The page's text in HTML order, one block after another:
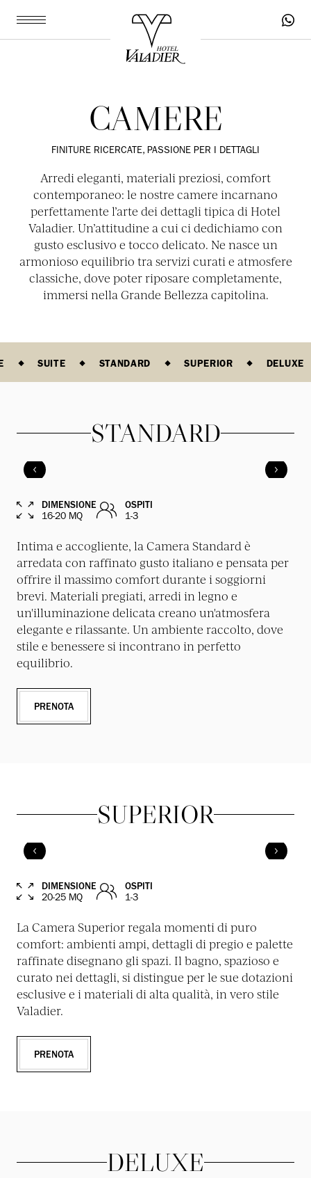
CAMERE
FINITURE RICERCATE, PASSIONE PER I DETTAGLI
Arredi eleganti, materiali preziosi, comfort
contemporaneo: le nostre camere incarnano
perfettamente l’arte dei dettagli tipica di Hotel
Valadier. Un’attitudine a cui ci dedichiamo con
gusto esclusivo e tocco delicato. Ne nasce un
armonioso equilibrio tra servizi curati e atmosfere
classiche, dove poter riposare completamente,
immersi nella Grande Bellezza capitolina.
SUITE STANDARD SUPERIOR DELUXE
STANDARD
DIMENSIONE
16-20 MQ
OSPITI
1-3
Intima e accogliente, la Camera Standard è
arredata con raffinato gusto italiano e pensata per
offrire il massimo comfort durante i soggiorni
brevi. Materiali pregiati, arredi in legno e
un'illuminazione delicata creano un'atmosfera
elegante e rilassante. Un ambiente raccolto, dove
stile e benessere si incontrano in perfetto
equilibrio.
PRENOTA
SUPERIOR
DIMENSIONE
20-25 MQ
OSPITI
1-3
La Camera Superior regala momenti di puro
comfort: ambienti ampi, dettagli di pregio e palette
raffinate disegnano gli spazi. Il bagno, spazioso e
curato nei dettagli, si distingue per le sue dotazioni
esclusive e i materiali di alta qualità, in vero stile
Valadier.
PRENOTA
DELUXE